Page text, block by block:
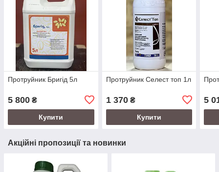
Протруйник Бригід 5л
5 800 ₴
Купити
Протруйник Селест топ 1л
1 370₴
Купити
5
Акційні пропозиції та новинки